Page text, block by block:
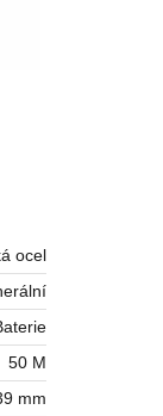
ocel
50 M
mm